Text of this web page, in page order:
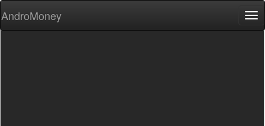
AndroMoney